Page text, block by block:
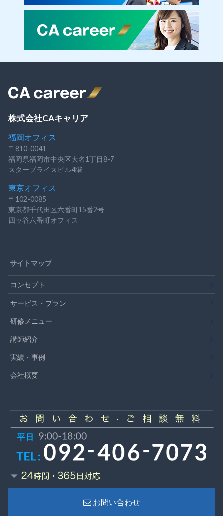
株式会社CAキャリア
福岡オフィス
〒810-0041
福岡県福岡市中央区大名1丁目8-7
スタープライスビル4階
東京オフィス
〒102-0085
東京都千代田区六番町15番2号
四ッ谷六番町オフィス
サイトマップ
コンセプト
サービス・プラン
研修メニュー
講師紹介
実績・事例
会社概要
お問い合わせ